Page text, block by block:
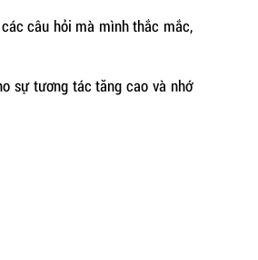
câu hỏi mà mình thắc mắc,
sự tương tác tăng cao và nhớ